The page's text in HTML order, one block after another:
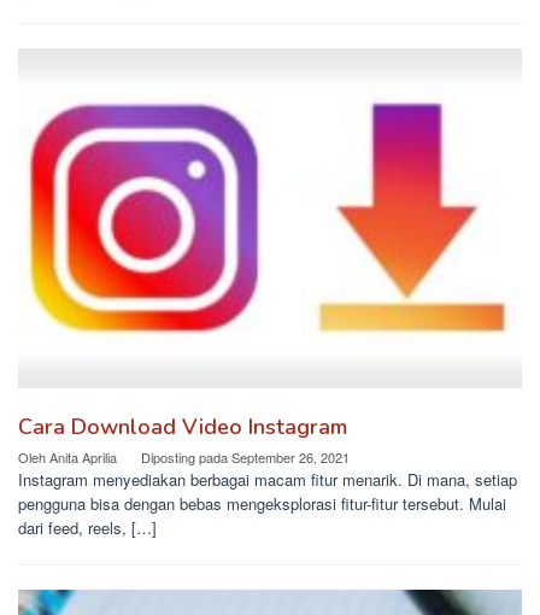
Cara Download Video Instagram
OlehAnita Aprilia Diposting padaSeptember 26, 2021
Instagram menyediakan berbagai macam fitur menarik. Di mana, setiap
pengguna bisa dengan bebas mengeksplorasi fitur-fitur tersebut. Mulai
dari feed, reels, […]